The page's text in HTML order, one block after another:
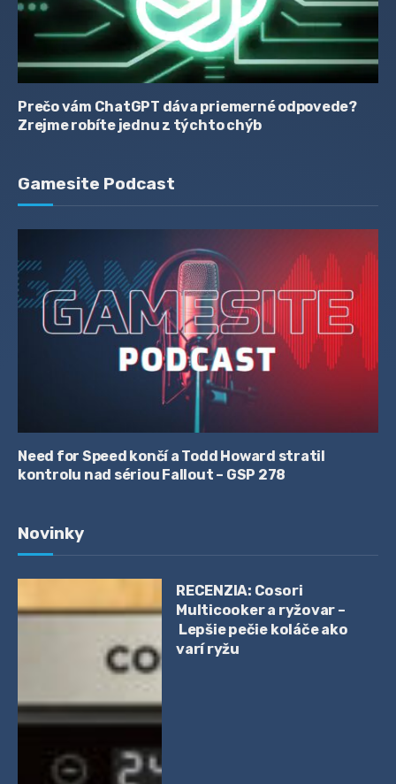
Prečo vám ChatGPT dáva priemerné odpovede?
Zrejme robíte jednu z týchto chýb
Gamesite Podcast
Need for Speed končí a Todd Howard stratil
kontrolu nad sériou Fallout – GSP 278
Novinky
RECENZIA: Cosori
Multicooker a ryžovar –
Lepšie pečie koláče ako
varí ryžu